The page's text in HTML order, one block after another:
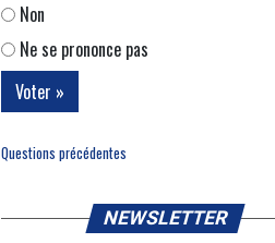
Non
Ne se prononce pas
Questions précédentes
NEWSLETTER